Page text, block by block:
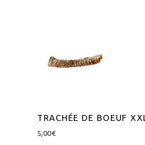
TRACHÉE DE BOEUF XXL
5,00€